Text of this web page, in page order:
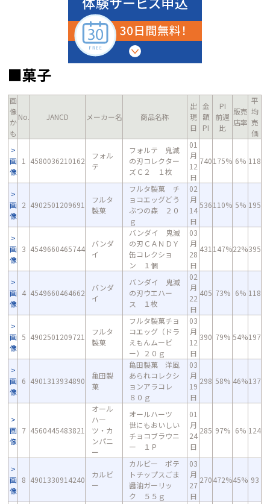
■菓子
画
像
か
も
No. JANCD メーカー名 商品名称
出
現
日
金
額
PI
PI
前週
比
販売
店率
平
均
売
価
画
像
1 4580036210162
フォル
テ
フォルテ 鬼滅
の刃コレクター
ズＣ２ １枚
01
月
12
日
740175% 6% 118
画
像
2 4902501209691
フルタ
製菓
フルタ製菓 チ
ョコエッグどう
ぶつの森 ２０
ｇ
02
月
14
日
536110% 5% 195
画
像
3 4549660465744
バンダ
イ
バンダイ 鬼滅
の刃ＣＡＮＤＹ
缶コレクショ
ン １個
03
月
28
日
431 147%22%395
画
像
4 4549660464662
バンダ
イ
バンダイ 鬼滅
の刃ウエハー
ス １枚
02
月
22
日
405 73% 6% 118
画
像
5 4902501209721
フルタ
製菓
フルタ製菓チョ
コエッグ（ドラ
えもんムービ
ー）２０ｇ
03
月
12
日
390 79% 54%197
画
像
6 4901313934890
亀田製
菓
亀田製菓 洋風
あられコレクシ
ョンアラコレ
８０ｇ
03
月
19
日
298 58% 46%137
画
像
7 4560445483821
オール
ハー
ツ・カ
ンパニ
ー
オールハーツ
世にもおいしい
チョコブラウニ
ー １Ｐ
01
月
24
日
285 97% 6% 124
画
像
8 4901330914240
カルビ
ー
カルビー ポテ
トチップスごま
醤油ガーリッ
ク ５５ｇ
03
月
27
日
270472%45% 93